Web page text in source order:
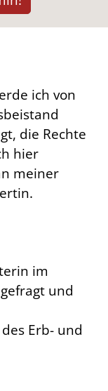
ich von
die Rechte
hier
meiner
im
und
Erb- und